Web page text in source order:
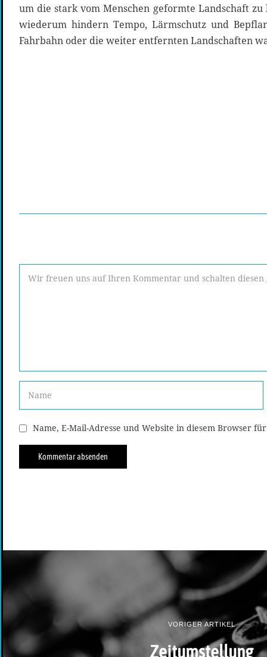
um die stark vom Menschen geformte Landschaft
wiederum hindern Tempo, Lärmschutz und
Fahrbahn oder die weiter entfernten Landschaften
Name, E-Mail-Adresse und Website in diesem Browser
VORIGER ARTIKEL
Zeitumstellung